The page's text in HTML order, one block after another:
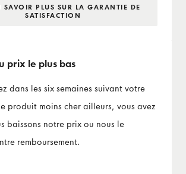
SAVOIR PLUS SUR LA GARANTIE DE
SATISFACTION
prix le plus bas
dans les six semaines suivant votre
produit moins cher ailleurs, vous avez
baissons notre prix ou nous le
remboursement.